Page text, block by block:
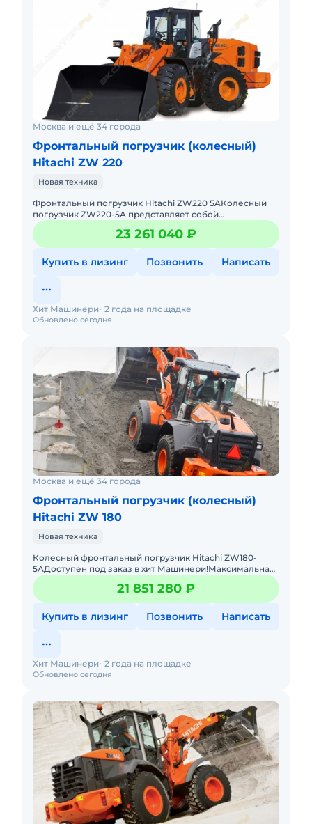
Москва и ещё 34 города
Фронтальный погрузчик (колесный)
Hitachi ZW 220
Новая техника
Фронтальный погрузчик Hitachi ZW220 5AКолесный
погрузчик ZW220-5A представляет собой
обновленную модель известной серии ZW от Hitachi.
Характеристики машины, и23 261 040 ₽
Купить в лизинг Позвонить Написать
Обновлено сегодня
Хит Машинери 2 года на площадке
Москва и ещё 34 города
Фронтальный погрузчик (колесный)
Hitachi ZW 180
Новая техника
Колесный фронтальный погрузчик Hitachi ZW180-
5AДоступен под заказ в хит Машинери!Максимальная
мощность (ISO 9249) 128 / 172Эксплуатационная масса 19
000 кгЕмкос
21 851 280 ₽
Купить в лизинг Позвонить Написать
Обновлено сегодня
Хит Машинери 2 года на площадке